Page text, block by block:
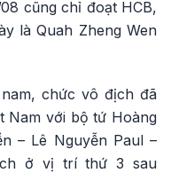
cũng chỉ đoạt HCB,
là Quah Zheng Wen
chức vô địch đã
Nam với bộ tứ Hoàng
– Lê Nguyễn Paul –
ở vị trí thứ 3 sau